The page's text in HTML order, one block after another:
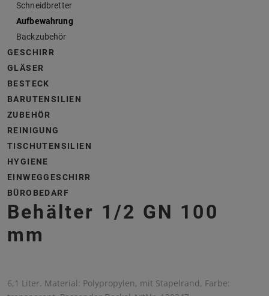
Schneidbretter
Aufbewahrung
Backzubehör
GESCHIRR
GLÄSER
BESTECK
BARUTENSILIEN
ZUBEHÖR
REINIGUNG
TISCHUTENSILIEN
HYGIENE
EINWEGGESCHIRR
BÜROBEDARF
Behälter 1/2 GN 100
mm
6,1 Liter. Material: Polypropylen, mit Stapelrand, Farbe: